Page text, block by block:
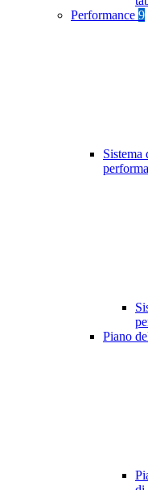
Performance 9
Sistema
Piano